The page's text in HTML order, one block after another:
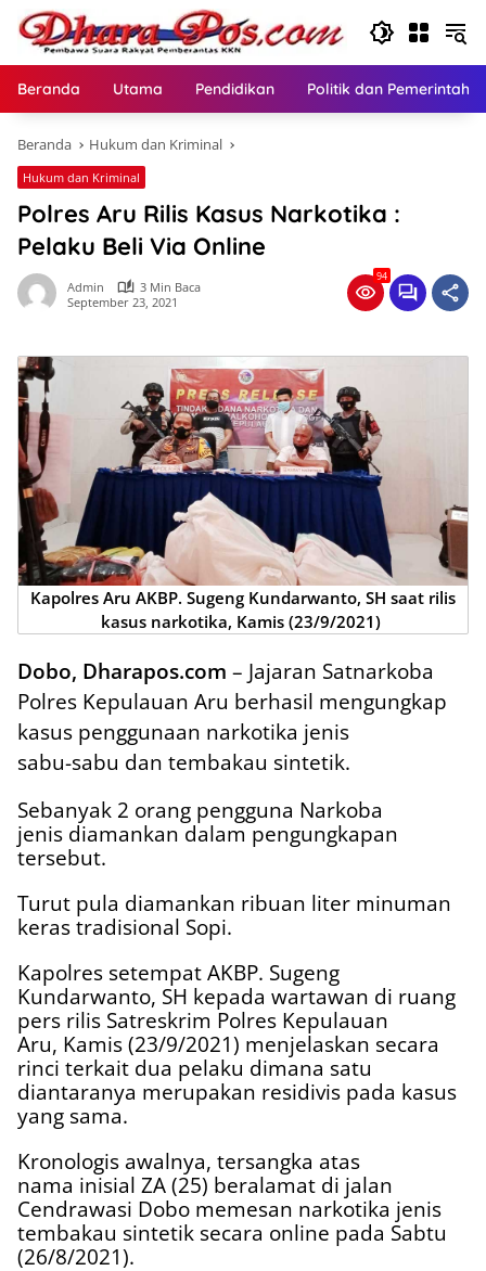
Langsung
konten
Beranda Utama Pendidikan Politik dan
Beranda Hukum dan Kriminal
Hukum dan Kriminal
Polres Aru Rilis Kasus Narkotika :
Pelaku Beli Via Online
Admin
3 Min Baca
September 23, 2021
94
Kapolres Aru AKBP. Sugeng Kundarwanto, SH saat rilis
kasus narkotika, Kamis (23/9/2021)
Dobo, Dharapos.com – Jajaran Satnarkoba
Polres Kepulauan Aru berhasil mengungkap
kasus penggunaan narkotika jenis
sabu-sabu dan tembakau sintetik.
Sebanyak 2 orang pengguna Narkoba
jenis diamankan dalam pengungkapan
tersebut.
Turut pula diamankan ribuan liter minuman
keras tradisional Sopi.
Kapolres setempat AKBP. Sugeng
Kundarwanto, SH kepada wartawan di ruang
pers rilis Satreskrim Polres Kepulauan
Aru, Kamis (23/9/2021) menjelaskan secara
rinci terkait dua pelaku dimana satu
diantaranya merupakan residivis pada kasus
yang sama.
Kronologis awalnya, tersangka atas
nama inisial ZA (25) beralamat di jalan
Cendrawasi Dobo memesan narkotika jenis
tembakau sintetik secara online pada Sabtu
(26/8/2021).